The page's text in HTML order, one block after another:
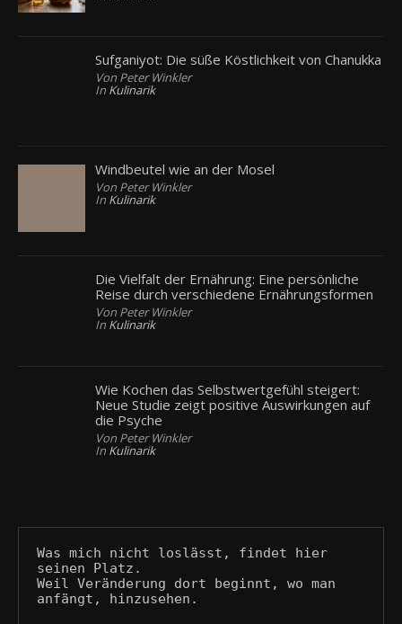
Sufganiyot: Die süße Köstlichkeit von Chanukka
Von Peter Winkler
In Kulinarik
Windbeutel wie an der Mosel
Von Peter Winkler
In Kulinarik
Die Vielfalt der Ernährung: Eine persönliche
Reise durch verschiedene Ernährungsformen
Von Peter Winkler
In Kulinarik
Wie Kochen das Selbstwertgefühl steigert:
Neue Studie zeigt positive Auswirkungen auf
die Psyche
Von Peter Winkler
In Kulinarik
Was mich nicht loslässt, findet hier
seinen Platz.
Weil Veränderung dort beginnt, wo man
anfängt, hinzusehen.